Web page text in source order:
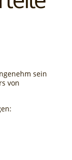
sein
von